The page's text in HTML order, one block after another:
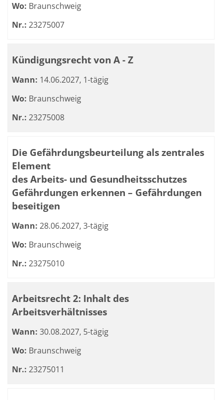
Wo: Braunschweig
Nr.: 23275007
Kündigungsrecht von A - Z
Wann: 14.06.2027, 1-tägig
Wo: Braunschweig
Nr.: 23275008
Die Gefährdungsbeurteilung als zentrales
Element
des Arbeits- und Gesundheitsschutzes
Gefährdungen erkennen – Gefährdungen
beseitigen
Wann: 28.06.2027, 3-tägig
Wo: Braunschweig
Nr.: 23275010
Arbeitsrecht 2: Inhalt des
Arbeitsverhältnisses
Wann: 30.08.2027, 5-tägig
Wo: Braunschweig
Nr.: 23275011